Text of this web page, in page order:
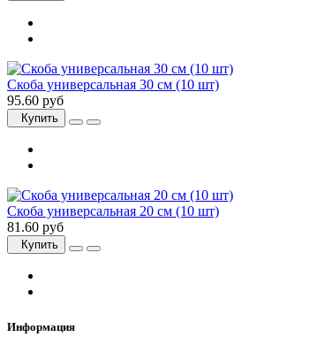
Скоба универсальная 30 см (10 шт)
95.60 руб
Купить
Скоба универсальная 20 см (10 шт)
81.60 руб
Купить
Информация